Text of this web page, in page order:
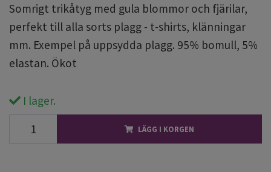
Somrigt trikåtyg med gula blommor och fjärilar,
perfekt till alla sorts plagg - t-shirts, klänningar
mm. Exempel på uppsydda plagg. 95% bomull, 5%
elastan. Ökot
I lager.
LÄGG I KORGEN